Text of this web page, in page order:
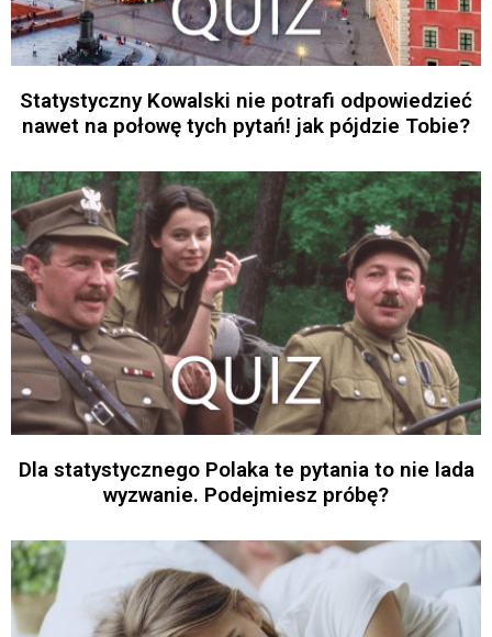
Statystyczny Kowalski nie potrafi odpowiedzieć
nawet na połowę tych pytań! jak pójdzie Tobie?
Dla statystycznego Polaka te pytania to nie lada
wyzwanie. Podejmiesz próbę?